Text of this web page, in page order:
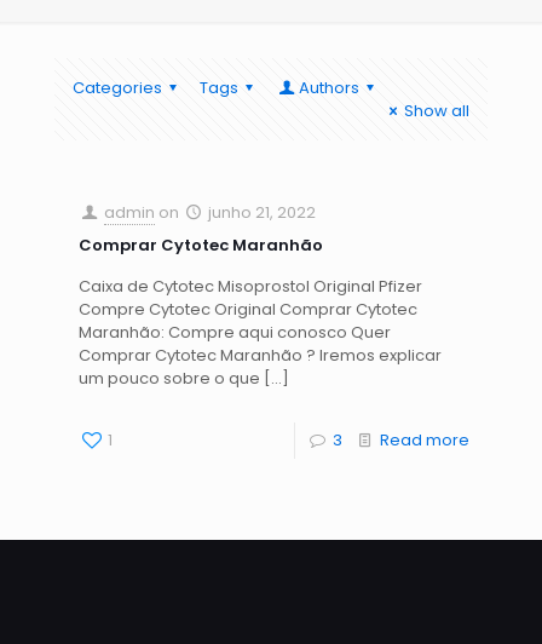
Categories Tags
Authors
Show all
admin on
junho 21, 2022
Comprar Cytotec Maranhão
Caixa de Cytotec Misoprostol Original Pfizer
Compre Cytotec Original Comprar Cytotec
Maranhão: Compre aqui conosco Quer
Comprar Cytotec Maranhão ? Iremos explicar
um pouco sobre o que […]
1 3 Read more